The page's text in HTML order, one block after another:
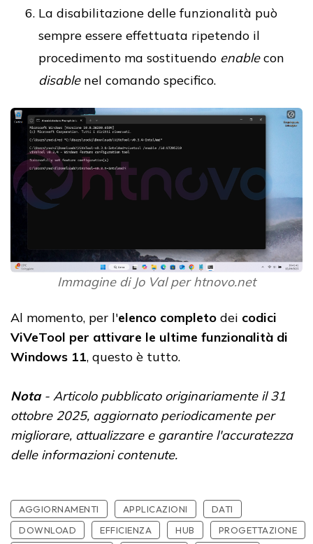
La disabilitazione delle funzionalità può
sempre essere effettuata ripetendo il
procedimento ma sostituendo enablecon
disablenel comando specifico.
Immagine di Jo Val per htnovo.net
Al momento, per l'elenco completo dei codici
ViVeTool per attivare le ultime funzionalità di
Windows 11, questo è tutto.
Nota- Articolo pubblicato originariamente il 31
ottobre 2025, aggiornato periodicamente per
migliorare, attualizzare e garantire l'accuratezza
delle informazioni contenute.
AGGIORNAMENTI APPLICAZIONI
DATI
DOWNLOAD
EFFICIENZA HUB
PROGETTAZIONE